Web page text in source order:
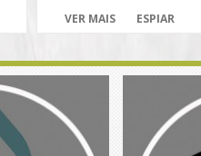
VER MAIS
ESPIAR